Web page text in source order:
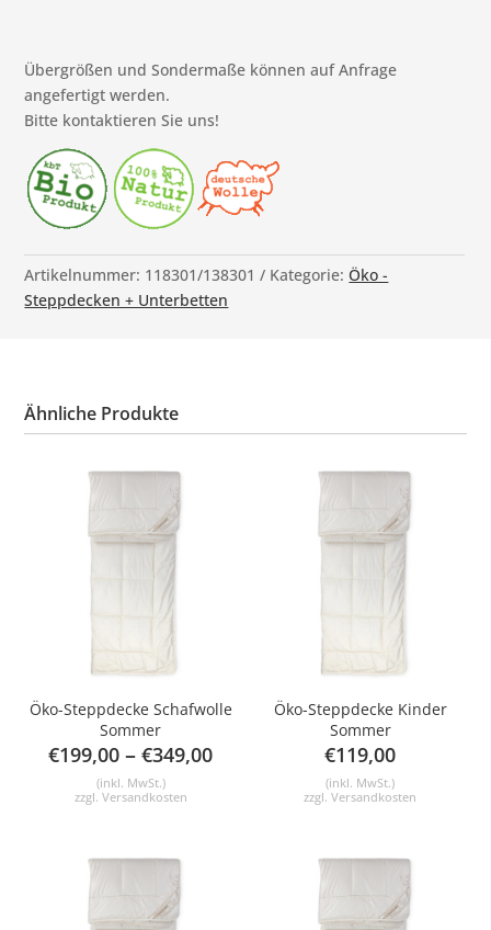
Übergrößen und Sondermaße können auf Anfrage
angefertigt werden.
Bitte kontaktieren Sie uns!
Artikelnummer: 118301/138301 Kategorie:Öko -
Steppdecken + Unterbetten
Ähnliche Produkte
Öko-Steppdecke Schafwolle
Sommer
€199,00 –€349,00
(inkl. MwSt.)
zzgl. Versandkosten
Öko-Steppdecke Kinder
Sommer
€119,00
(inkl. MwSt.)
zzgl.Versandkosten